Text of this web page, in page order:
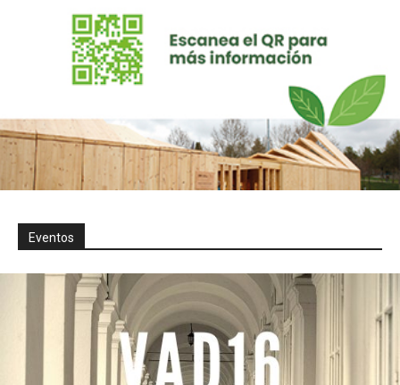
Eventos